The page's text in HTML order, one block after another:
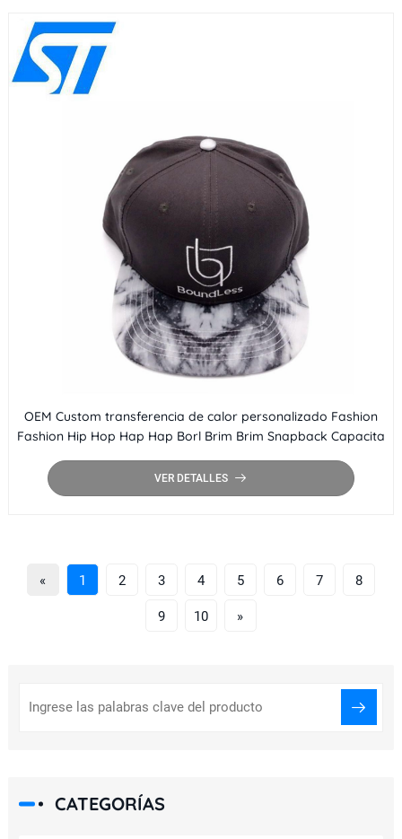
OEM Custom transferencia de calor personalizado Fashion
Fashion Hip Hop Hap Hap Borl Brim Brim Snapback Capacita
VER DETALLES
« 1 2 3 4 5 6 7 8
9 10 »
CATEGORÍAS